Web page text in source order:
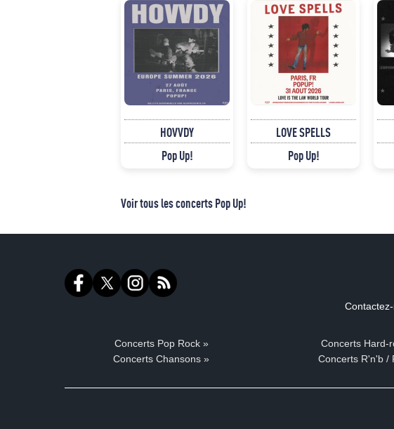
HOVVDY
Pop Up!
LOVE SPELLS
Pop Up!
Voir tous les concerts Pop Up!
Concerts Pop Rock »
Concerts Chansons »
Concerts Hard-
Concerts R'n'b /